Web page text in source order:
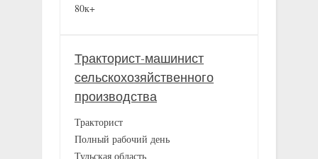
80к+
Тракторист-машинист
сельскохозяйственного
производства
Тракторист
Полный рабочий день
Тульская область